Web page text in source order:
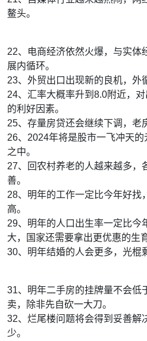
鳌头。
22、电商经济依然火爆，与实体
展内循环。
23、外贸出口出现新的良机，外
24、汇率大概率升到8.0附近，
的利好因素。
25、存量房贷还会继续下调，老
26、2024年将是股市一飞冲天
之中。
27、回农村养老的人越来越多，
善。
28、明年的工作一定比今年好找
高。
29、明年的人口出生率一定比今
大，国家还需要拿出更优惠的生
30、明年结婚的人会更多，光棍
31、明年二手房的挂牌量不会低
卖，除非先自砍一大刀。
32、烂尾楼问题将会得到妥善解
少。